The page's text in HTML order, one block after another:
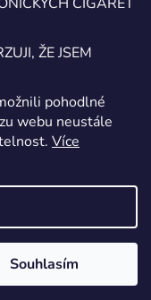
ŽE JSEM
pohodlné
webu neustále
Více
Souhlasím
ochrany
. Všechna práva